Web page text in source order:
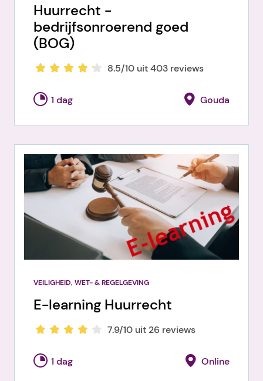
Huurrecht -
bedrijfsonroerend goed
(BOG)
8.5/10 uit 403 reviews
1 dag Gouda
VEILIGHEID, WET- & REGELGEVING
E-learning Huurrecht
7.9/10 uit 26 reviews
1 dag Online